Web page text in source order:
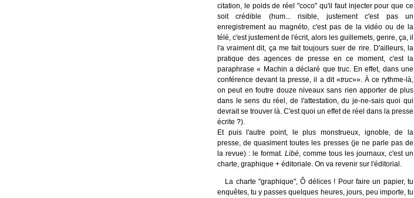
citation, le poids de réel "coco" qu'il faut injecter pour que ce
soit crédible (hum... risible, justement c'est pas un
enregistrement au magnéto, c'est pas de la vidéo ou de la
télé, c'est justement de l'écrit, alors les guillemets, genre, ça, il
l'a vraiment dit, ça me fait toujours suer de rire. D'ailleurs, la
pratique des agences de presse en ce moment, c'est la
paraphrase « Machin a déclaré que truc. En effet, dans une
conférence devant la presse, il a dit «truc»». À ce rythme-là,
on peut en foutre douze niveaux sans rien apporter de plus
dans le sens du réel, de l'attestation, du je-ne-sais quoi qui
devrait se trouver là. C'est quoi un effet de réel dans la presse
écrite ?).
Et puis l'autre point, le plus monstrueux, ignoble, de la
presse, de quasiment toutes les presses (je ne parle pas de
la revue) : le format. Libé, comme tous les journaux, c'est un
charte, graphique + éditoriale. On va revenir sur l'éditorial.
La charte "graphique", Ô délices ! Pour faire un papier, tu
enquêtes, tu y passes quelques heures, jours, peu importe, tu